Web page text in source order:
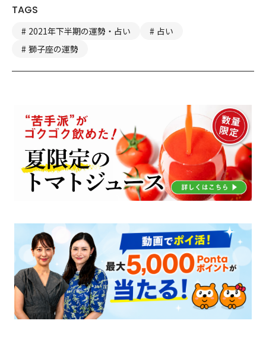
TAGS
2021年下半期の運勢・占い
占い
獅子座の運勢